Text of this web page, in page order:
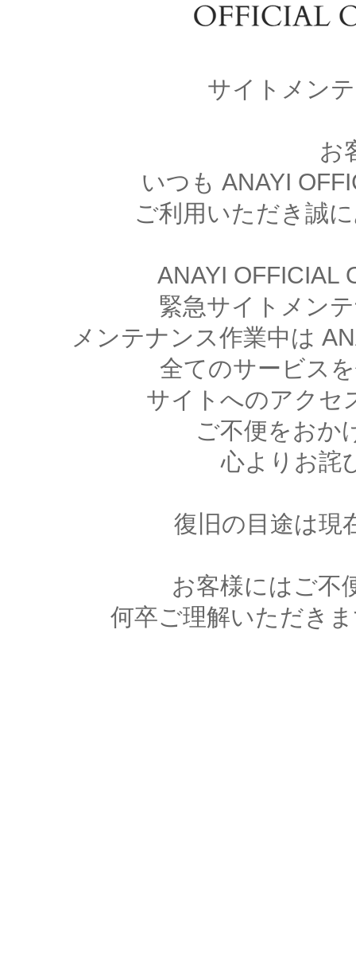
サイトメン
お
いつも ANAYI
ご利用いただき誠
ANAYI OFFICIAL
緊急サイトメン
メンテナンス作業中は
全てのサービス
サイトへのアクセ
ご不便をおか
心よりお詫
復旧の目途は現
お客様にはご不
何卒ご理解いただき